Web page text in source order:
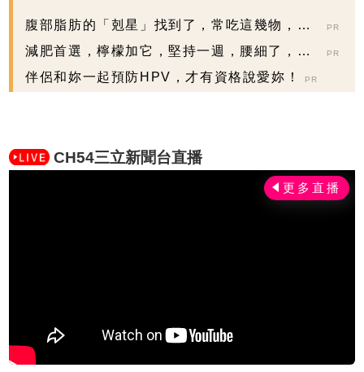
腹部脂肪的「剋星」找到了，常吃這幾物，吃
走大肚囊，瘦出...
PR
減肥首選，檸檬加它，堅持一週，腰細了，瘦
到你懷疑人生
PR
伴侶和妳一起預防HPV，才有資格說愛妳！ PR
CH54三立新聞台直播